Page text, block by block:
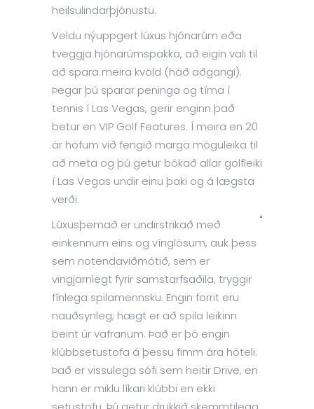
heilsulindarþjónustu.
Veldu nýuppgert lúxus hjónarúm eða
tveggja hjónarúmspakka, að eigin vali til
að spara meira kvöld (háð aðgangi).
Þegar þú sparar peninga og tíma í
tennis í Las Vegas, gerir enginn það
betur en VIP Golf Features. Í meira en 20
ár höfum við fengið marga möguleika til
að meta og þú getur bókað allar golfleiki
í Las Vegas undir einu þaki og á lægsta
verði.
Lúxusþemað er undirstrikað með
einkennum eins og vínglösum, auk þess
sem notendaviðmótið, sem er
vingjarnlegt fyrir samstarfsaðila, tryggir
fínlega spilamennsku. Engin forrit eru
nauðsynleg; hægt er að spila leikinn
beint úr vafranum. Það er þó engin
klúbbsetustofa á þessu fimm ára hóteli.
Það er vissulega sófi sem heitir Drive, en
hann er miklu líkari klúbbi en ekki